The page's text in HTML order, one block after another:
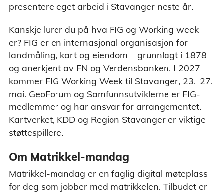
presentere eget arbeid i Stavanger neste år.
Kanskje lurer du på hva FIG og Working week
er? FIG er en internasjonal organisasjon for
landmåling, kart og eiendom – grunnlagt i 1878
og anerkjent av FN og Verdensbanken. I 2027
kommer FIG Working Week til Stavanger, 23.–27.
mai. GeoForum og Samfunnsutviklerne er FIG-
medlemmer og har ansvar for arrangementet.
Kartverket, KDD og Region Stavanger er viktige
støttespillere.
Om Matrikkel-mandag
Matrikkel-mandag er en faglig digital møteplass
for deg som jobber med matrikkelen. Tilbudet er